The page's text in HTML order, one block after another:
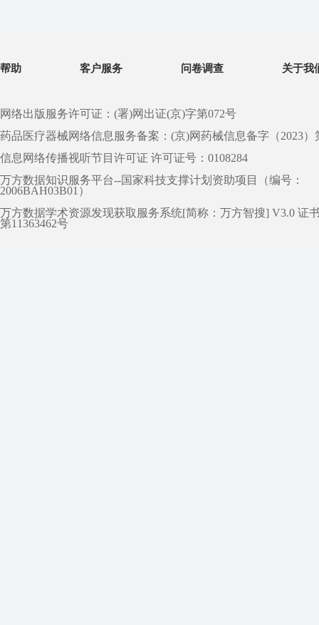
帮助 客户服务 问卷调查 关于我
网络出版服务许可证：(署)网出证(京)字第072号
药品医疗器械网络信息服务备案：(京)网药械信息备字（2023）
信息网络传播视听节目许可证 许可证号：0108284
万方数据知识服务平台--国家科技支撑计划资助项目（编号：
2006BAH03B01）
万方数据学术资源发现获取服务系统[简称：万方智搜] V3.0 证
第11363462号